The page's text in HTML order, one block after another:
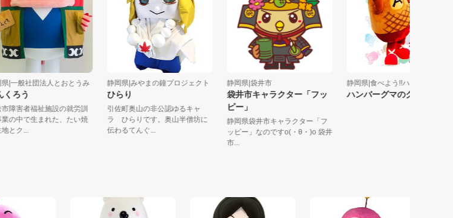
静岡県|一般社団法人とおとうみ
はんくろう
浜松市障害者福祉施設の就労訓
練事業の中で生まれた、たい焼
き生地とク...
静岡県|みやまの鐘プロジェクト
ひらり
引佐町奥山の非公認ゆるキャ
ラ ひらりです。奥山半僧坊に
伝わるてんぐ...
静岡県|袋井市
袋井市キャラクター「フッ
ピー」
静岡県袋井市キャラクター「フ
ッピー」なのですo(・θ・)o 袋井
静岡県|食べよう!!ハンバ...
ハンバーグマのグーグー